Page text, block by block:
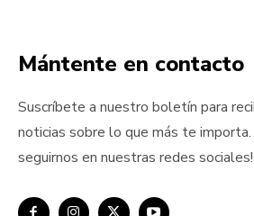
Mántente en contacto
Suscríbete a nuestro boletín para
noticias sobre lo que más te importa.
seguirnos en nuestras redes sociales!